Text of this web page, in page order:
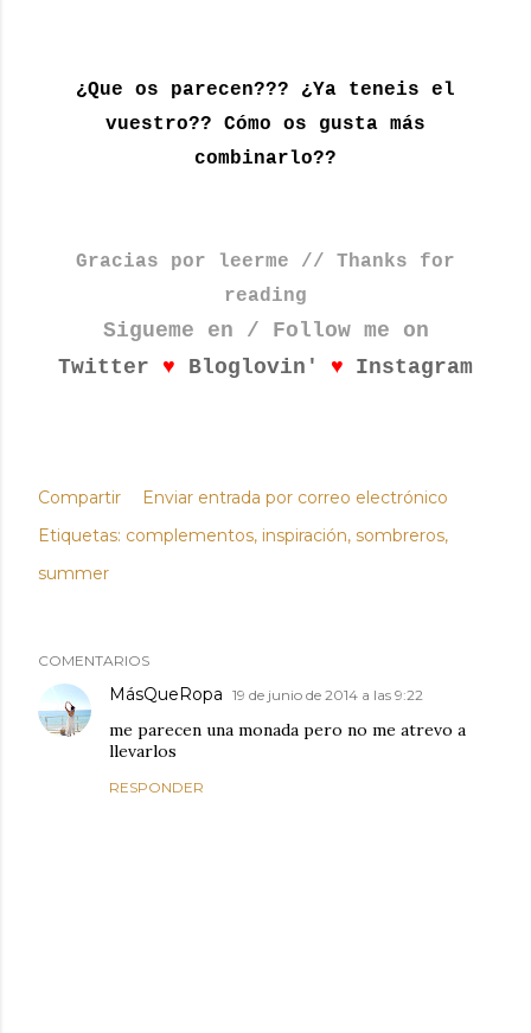
¿Que os parecen??? ¿Ya teneis el
vuestro?? Cómo os gusta más
combinarlo??
Gracias por leerme // Thanks for
reading
Sigueme en / Follow me on
Twitter
♥ Bloglovin' ♥ Instagram
Compartir
Enviar entrada por correo electrónico
Etiquetas: complementos inspiración sombreros
summer
COMENTARIOS
MásQueRopa 19 de junio de 2014 a las 9:22
me parecen una monada pero no me atrevo a
llevarlos
RESPONDER